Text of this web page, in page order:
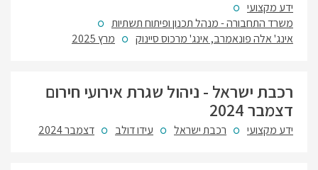
ידע מקצועי
משרד התחבורה - מנהל תכנון ופיתוח תשתיות
אינג' אלה פונאמרב, אינג' מרכוס סיינוק
מרץ 2025
רכבת ישראל - ניהול שגרת אירועי חירום
דצמבר 2024
ידע מקצועי רכבת ישראל עידו דולב דצמבר 2024